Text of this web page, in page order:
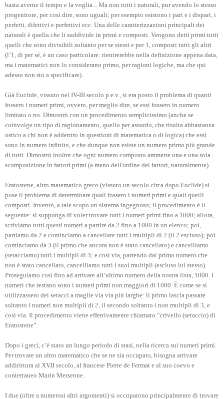
basta averne il tempo e la voglia... Ma non tutti i naturali, pur avendo lo stesso
progenitore, per così dire, sono uguali; per esempio esistono i pari e i dispari, i
perfetti, difettivi e perfettivi ecc. Una delle caratterizzazioni principali dei
naturali è quella che li suddivide in primi e composti. Vengono detti primi tutti
quelli che sono divisibili soltanto per se stessi e per 1, composti tutti gli altri
(l’1, di per sé, è un caso particolare: rientrerebbe nella definizione appena data,
ma i matematici non lo considerano primo, per ragioni logiche, ma che qui
adesso non sto a specificare).
Già Euclide, vissuto nel IV-III secolo p.e.v., si era posto il problema di quanti
fossero i numeri primi, ovvero, per meglio dire, se essi fossero in numero
limitato o no. Dimostrò con un procedimento semplicissimo (anche se
coinvolge un tipo di ragionamento, quello per assurdo, che risulta abbastanza
ostico a chi non è addentro in questioni di matematica o di logica) che essi
sono in numero infinito, e che dunque non esiste un numero primo più grande
di tutti. Dimostrò inoltre che ogni numero composto ammette una e una sola
scomposizione in fattori primi (a meno dell'ordine dei fattori, naturalmente).
Eratostene, altro matematico greco (vissuto un secolo circa dopo Euclide) si
pose il problema di determinare quali fossero i numeri primi e quali quelli
composti. Inventò, a tale scopo un sistema ingegnoso; il procedimento è il
seguente: si supponga di voler trovare tutti i numeri primi fino a 1000; allora,
scriviamo tutti questi numeri a partire da 2 fino a 1000 in un elenco; poi,
partiamo da 2 e cominciamo a cancellare tutti i multipli di 2 (il 2 escluso); poi
cominciamo da 3 (il primo che ancora non è stato cancellato) e cancelliamo
(setacciamo) tutti i multipli di 3; e così via, partendo dal primo numero che
non è stato cancellato, cancelliamo tutti i suoi multipli (escluso lui stesso).
Proseguiamo così fino ad arrivare all’ultimo numero della nostra lista, 1000. I
numeri che restano sono i numeri primi non maggiori di 1000. È come se si
utilizzassero dei setacci a maglie via via più larghe: il primo lascia passare
soltanto i numeri non multipli di 2, il secondo soltanto i non multipli di 3, e
così via. Il procedimento viene effettivamente chiamato “crivello (setaccio) di
Eratostene”.
Dopo i greci, c’è stato un lungo periodo di stasi, nella ricerca sui numeri primi.
Per trovare un altro matematico che se ne sia occupato, bisogna arrivare
addirittura al XVII secolo, al francese Pierre de Fermat e al suo coevo e
conterraneo Marin Mersenne.
I due (oltre a numerosi altri argomenti) si occuparono principalmente di trovare